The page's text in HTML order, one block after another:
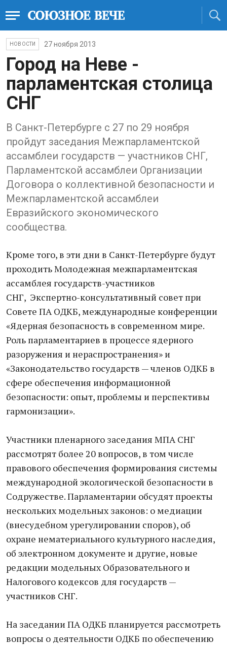
НОВОСТИ 27 ноября 2013
Город на Неве -
парламентская столица
СНГ
В Санкт-Петербурге с 27 по 29 ноября
пройдут заседания Межпарламентской
ассамблеи государств — участников СНГ,
Парламентской ассамблеи Организации
Договора о коллективной безопасности и
Межпарламентской ассамблеи
Евразийского экономического
сообщества.
Кроме того, в эти дни в Санкт-Петербурге будут
проходить Молодежная межпарламентская
ассамблея государств-участников
СНГ, Экспертно-консультативный совет при
Совете ПА ОДКБ, международные конференции
«Ядерная безопасность в современном мире.
Роль парламентариев в процессе ядерного
разоружения и нераспространения» и
«Законодательство государств — членов ОДКБ в
сфере обеспечения информационной
безопасности: опыт, проблемы и перспективы
гармонизации».
Участники пленарного заседания МПА СНГ
рассмотрят более 20 вопросов, в том числе
правового обеспечения формирования системы
международной экологической безопасности в
Содружестве. Парламентарии обсудят проекты
нескольких модельных законов: о медиации
(внесудебном урегулировании споров), об
охране нематериального культурного наследия,
об электронном документе и другие, новые
редакции модельных Образовательного и
Налогового кодексов для государств —
участников СНГ.
На заседании ПА ОДКБ планируется рассмотреть
вопросы о деятельности ОДКБ по обеспечению